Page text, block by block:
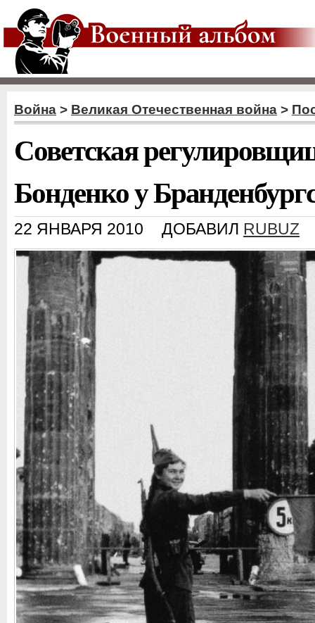
Война > Великая Отечественная война >
Советская
Бонденко у
22 ЯНВАРЯ 2010 ДОБАВИЛ RUBUZ